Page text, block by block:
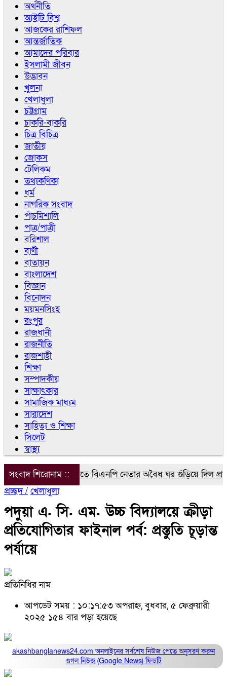
অর্থনীতি
আইটি বিশ্ব
আজকের রাশিফল
আন্তর্জাতিক
আমাদের পরিবার
ইসলামী জীবন
উদ্ভাবন
খুলনা
খেলাধুলা
চট্টগ্রাম
চাকরি-বাকরি
চিত্র বিচিত্র
জাতীয়
জোকস
টেলিকম
তথ্যকণিকা
ধর্ম
নাগরিক সংবাদ
পাঁচমিশালি
পাত্র/পাত্রী
বরিশাল
বাণী
বাতায়ন
বাংলাদেশ
বিজ্ঞান
বিনোদন
ময়মনসিংহ
রংপুর
রাজধানী
রাজনীতি
রাজশাহী
শিক্ষা
সম্পাদকীয়
সাক্ষাৎকার
সামাজিক মাধ্যম
সারাদেশ
সাহিত্য ও শিক্ষা
সিলেট
স্বাস্থ্য
সংবাদ শিরোনাম ::
সরকারি জমিতে বিএনপি নেতার অবৈধ ঘর গুঁড়িয়ে দিল প্রশাসন
প্রচ্ছদ / খেলাধুলা
পদুয়া এ. সি. এম. উচ্চ বিদ্যালয়ে ক্রীড়া
প্রতিযোগিতার ফাইনাল পর্ব: প্রস্তুতি চূড়ান্ত
পর্যায়ে
প্রতিনিধির নাম
আপডেট সময় : ১০:১৭:৫৩ অপরাহ্ন, বুধবার, ৫ ফেব্রুয়ারী
২০২৫ ১৫৪ বার পড়া হয়েছে
akashbanglanews24.com অনলাইনের সর্বশেষ নিউজ পেতে অনুসরণ করুন
গুগল নিউজ (Google News)ফিডটি